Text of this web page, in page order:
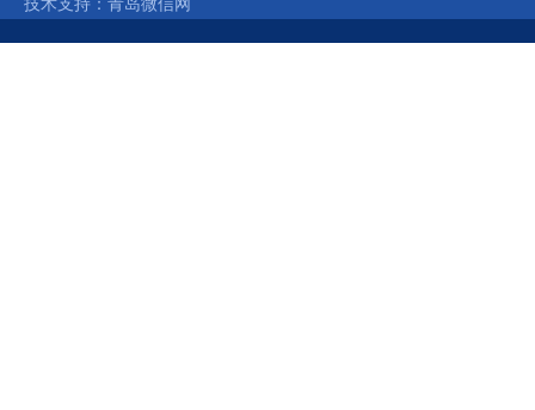
技术支持：青岛微信网